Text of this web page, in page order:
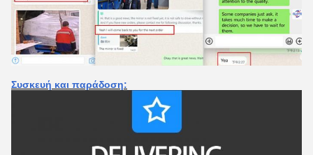
Συσκευή και παράδοση: